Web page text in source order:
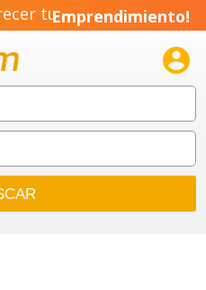
tuEmprendimiento!
